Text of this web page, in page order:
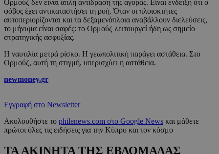
Ορμούζ δεν είναι απλή αντίδραση της αγοράς. Είναι ένδειξη ότι ο
φόβος έχει αντικαταστήσει τη ροή. Όταν οι πλοιοκτήτες
αυτοπεριορίζονται και τα δεξαμενόπλοια αναβάλλουν διελεύσεις,
το μήνυμα είναι σαφές: το Ορμούζ λειτουργεί ήδη ως σημείο
στρατηγικής ασφυξίας.
Η ναυτιλία μετρά ρίσκο. Η γεωπολιτική παράγει αστάθεια. Στο
Ορμούζ, αυτή τη στιγμή, υπερισχύει η αστάθεια.
newmoney.gr
Εγγραφή στο Newsletter
Ακολουθήστε το philenews.com στο Google News και μάθετε
πρώτοι όλες τις ειδήσεις για την Κύπρο και τον κόσμο
ΤΑ ΑΚΙΝΗΤΑ ΤΗΣ ΕΒΔΟΜΑΔΑΣ